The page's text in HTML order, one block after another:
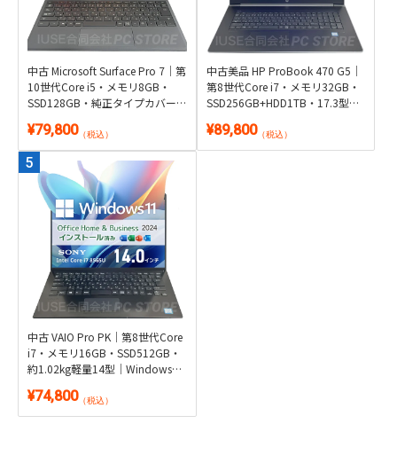
中古 Microsoft Surface Pro 7｜第
10世代Core i5・メモリ8GB・
SSD128GB・純正タイプカバー
Microsoft Office 2024付き・タブ
レット
¥79,800（税込）
中古美品 HP ProBook 470 G5｜
第8世代Core i7・メモリ32GB・
SSD256GB+HDD1TB・17.3型
Microsoft Office 2024付き
¥89,800（税込）
中古 VAIO Pro PK｜第8世代Core
i7・メモリ16GB・SSD512GB・
約1.02kg軽量14型｜Windows
¥74,800（税込）